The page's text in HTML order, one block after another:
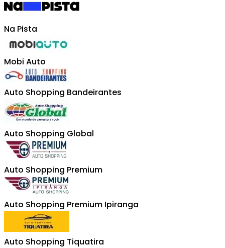
Na Pista
Mobi Auto
Auto Shopping Bandeirantes
Auto Shopping Global
Auto Shopping Premium
Auto Shopping Premium Ipiranga
Auto Shopping Tiquatira